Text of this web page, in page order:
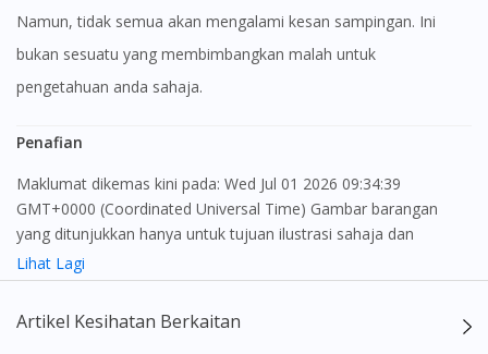
Visit DoctorOnCall Singapore
Namun, tidak semua akan mengalami kesan sampingan. Ini
bukan sesuatu yang membimbangkan malah untuk
pengetahuan anda sahaja.
Penafian
Maklumat dikemas kini pada: Wed Jul 01 2026 09:34:39
GMT+0000 (Coordinated Universal Time) Gambar barangan
yang ditunjukkan hanya untuk tujuan ilustrasi sahaja dan
mungkin tidak seperti produk yang sebenar
maklumat sahaja, bagi kegunaan para pengamal perubatan dan
Lihat Lagi
Artikel Kesihatan Berkaitan